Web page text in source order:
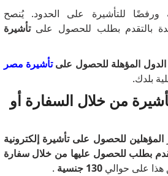
ورفضًا للتأشيرة على الحدود. يُنصح
بالتقدم بطلب للحصول علىتأشيرة
الدول المؤهلة للحصول علىتأشيرة مصر
بلدك.
من خلال السفارة أو
المؤهلين للحصول على تأشيرة إلكترونية
بطلب للحصول عليها من خلالسفارة
هذا على حوالي 130 جنسية
.